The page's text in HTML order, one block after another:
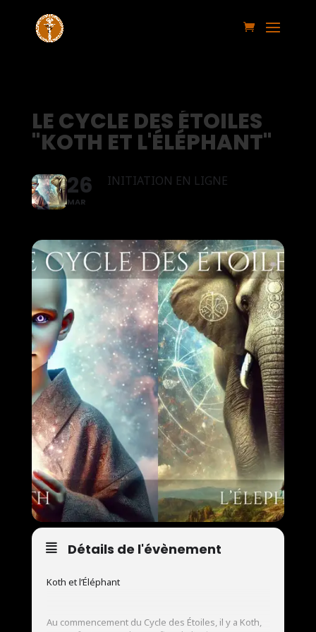
LE CYCLE DES ÉTOILES
"KOTH ET L'ÉLÉPHANT"
26
MAR
INITIATION EN LIGNE
Détails de l'évènement
Koth et l’Éléphant
Au commencement du Cycle des Étoiles, il y a Koth,